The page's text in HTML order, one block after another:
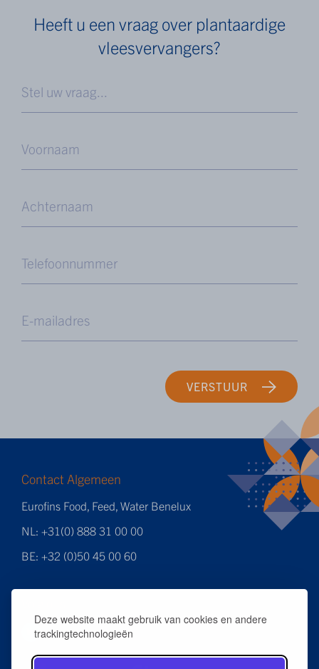
Deze website maakt gebruik van cookies en andere
trackingtechnologieën
Heeft u een vraag over plantaardige
vleesvervangers?
VERSTUUR
Contact Algemeen
Eurofins Food, Feed, Water Benelux
NL: +31(0) 888 31 00 00
BE: +32 (0)50 45 00 60